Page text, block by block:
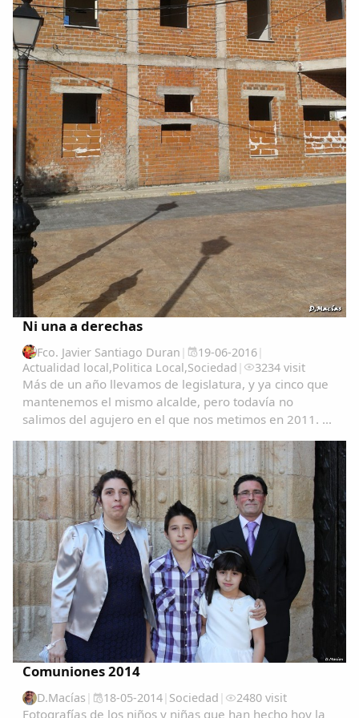
Ni una a derechas
Fco. Javier Santiago Duran | 19-06-2016|
Actualidad local,Politica Local,Sociedad | 3234 visit
Más de un año llevamos de legislatura, y ya cinco que
mantenemos el mismo alcalde, pero todavía no
salimos del agujero en el que nos metimos en 2011. Ya
son):· la falta de productos y accesorios...
Comuniones 2014
D.Macías | 18-05-2014| Sociedad | 2480 visit
Fotografías de los niños y niñas que han hecho hoy la
Copiar enlace